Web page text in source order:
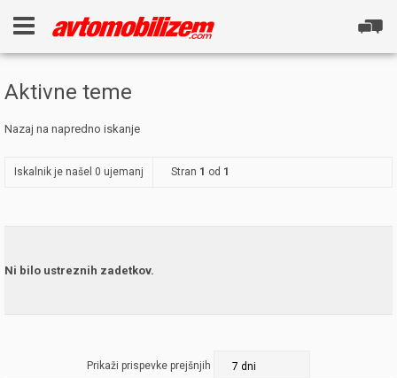
Aktivne teme
Nazaj na napredno iskanje
Iskalnik je našel 0 ujemanj Stran 1 od 1
Ni bilo ustreznih zadetkov.
Prikaži prispevke prejšnjih